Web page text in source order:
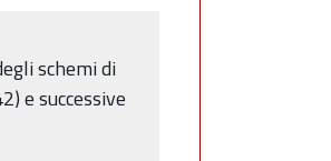
schemi di
e successive